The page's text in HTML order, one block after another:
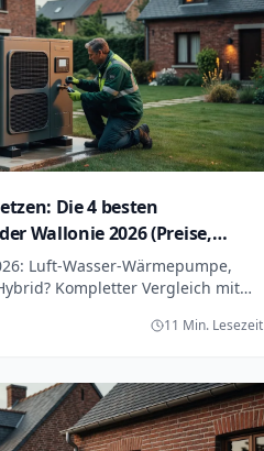
Die 4 besten
Wallonie 2026 (Preise,
Luft-Wasser-Wärmepumpe,
Kompletter Vergleich mit
11 Min. Lesezeit